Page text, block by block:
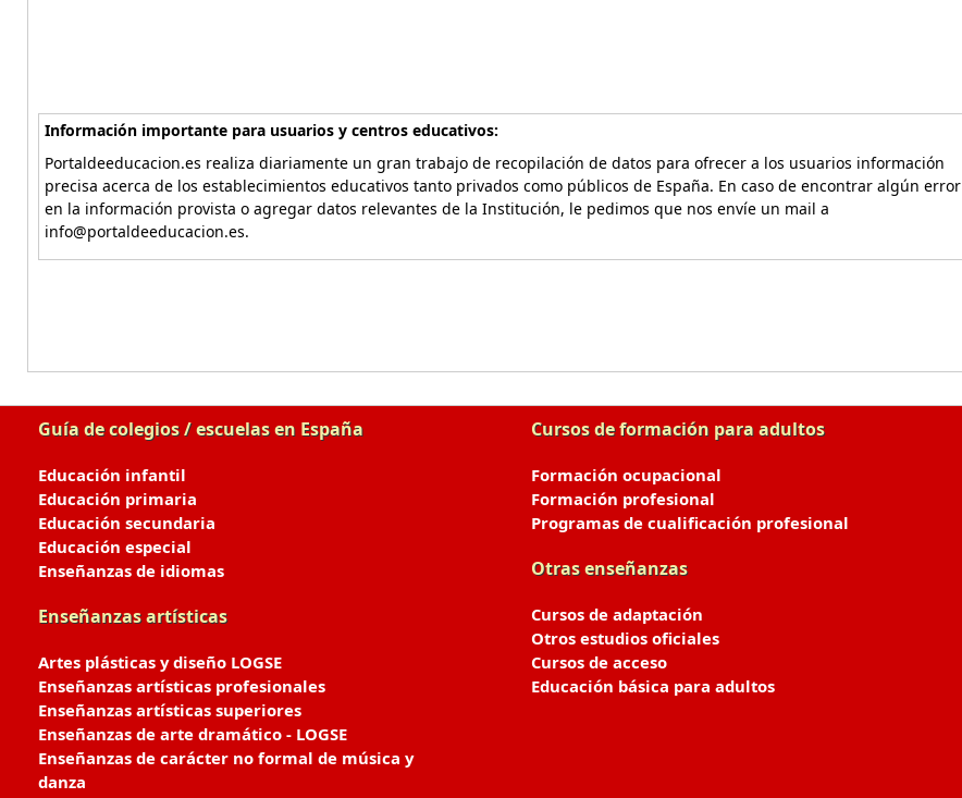
Información importante para usuarios y centros educativos:
Portaldeeducacion.es realiza diariamente un gran trabajo de recopilación de datos para ofrecer a los usuarios información
precisa acerca de los establecimientos educativos tanto privados como públicos de España. En caso de encontrar algún error
en la información provista o agregar datos relevantes de la Institución, le pedimos que nos envíe un mail a
info@portaldeeducacion.es.
Guía de colegios / escuelas en España
Educación infantil
Educación primaria
Educación secundaria
Educación especial
Enseñanzas de idiomas
Enseñanzas artísticas
Artes plásticas y diseño LOGSE
Enseñanzas artísticas profesionales
Enseñanzas artísticas superiores
Enseñanzas de arte dramático - LOGSE
Enseñanzas de carácter no formal de música y
danza
Cursos de formación para adultos
Formación ocupacional
Formación profesional
Programas de cualificación profesional
Otras enseñanzas
Cursos de adaptación
Otros estudios oficiales
Cursos de acceso
Educación básica para adultos